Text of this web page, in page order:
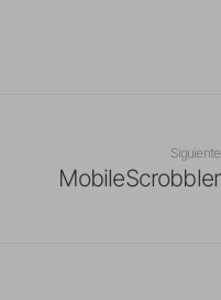
Siguiente
MobileScrobbler